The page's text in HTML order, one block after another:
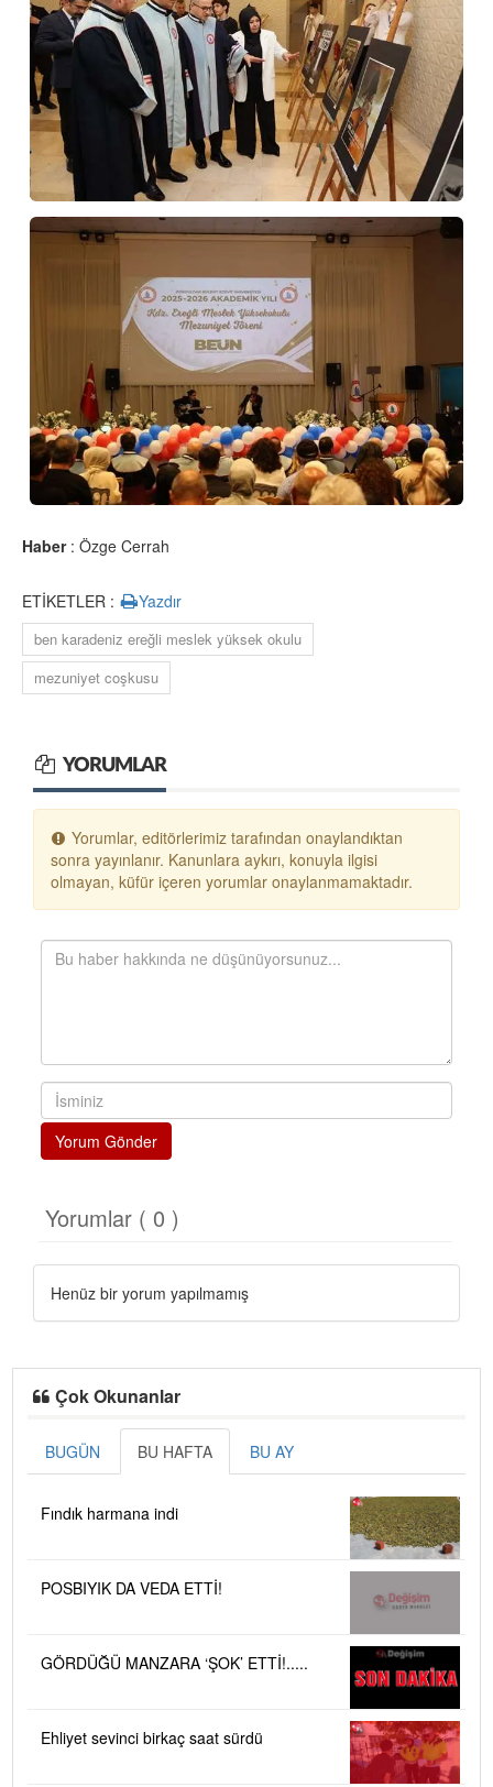
Haber: Özge Cerrah
ETİKETLER : Yazdır
ben karadeniz ereğli meslek yüksek okulu
mezuniyet coşkusu
YORUMLAR
Yorumlar, editörlerimiz tarafından onaylandıktan
sonra yayınlanır. Kanunlara aykırı, konuyla ilgisi
olmayan, küfür içeren yorumlar onaylanmamaktadır.
Yorum Gönder
Yorumlar ( 0 )
Henüz bir yorum yapılmamış
Çok Okunanlar
BUGÜN BU HAFTA BU AY
Fındık harmana indi
POSBIYIK DA VEDA ETTİ!
GÖRDÜĞÜ MANZARA ‘ŞOK’ ETTİ!.....
Ehliyet sevinci birkaç saat sürdü